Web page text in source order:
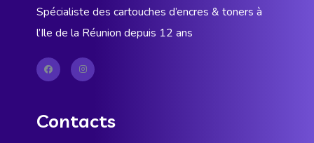
Spécialiste des cartouches d’encres & toners à
l’Ile de la Réunion depuis 12 ans
Contacts